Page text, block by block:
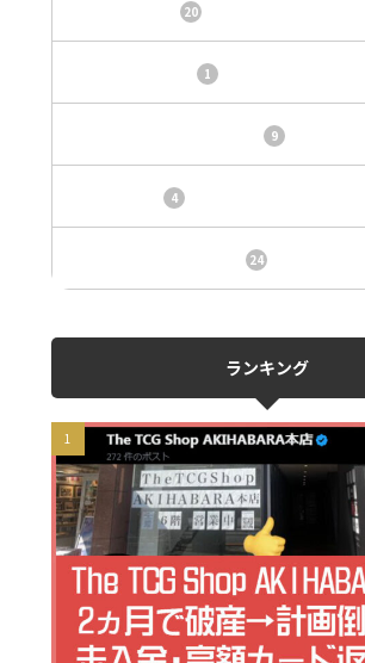
20
1
9
4
24
ランキング